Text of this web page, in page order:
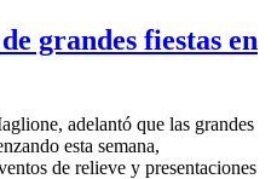
grandes fiestas en
adelantó que las grandes
esta semana,
de relieve y presentaciones